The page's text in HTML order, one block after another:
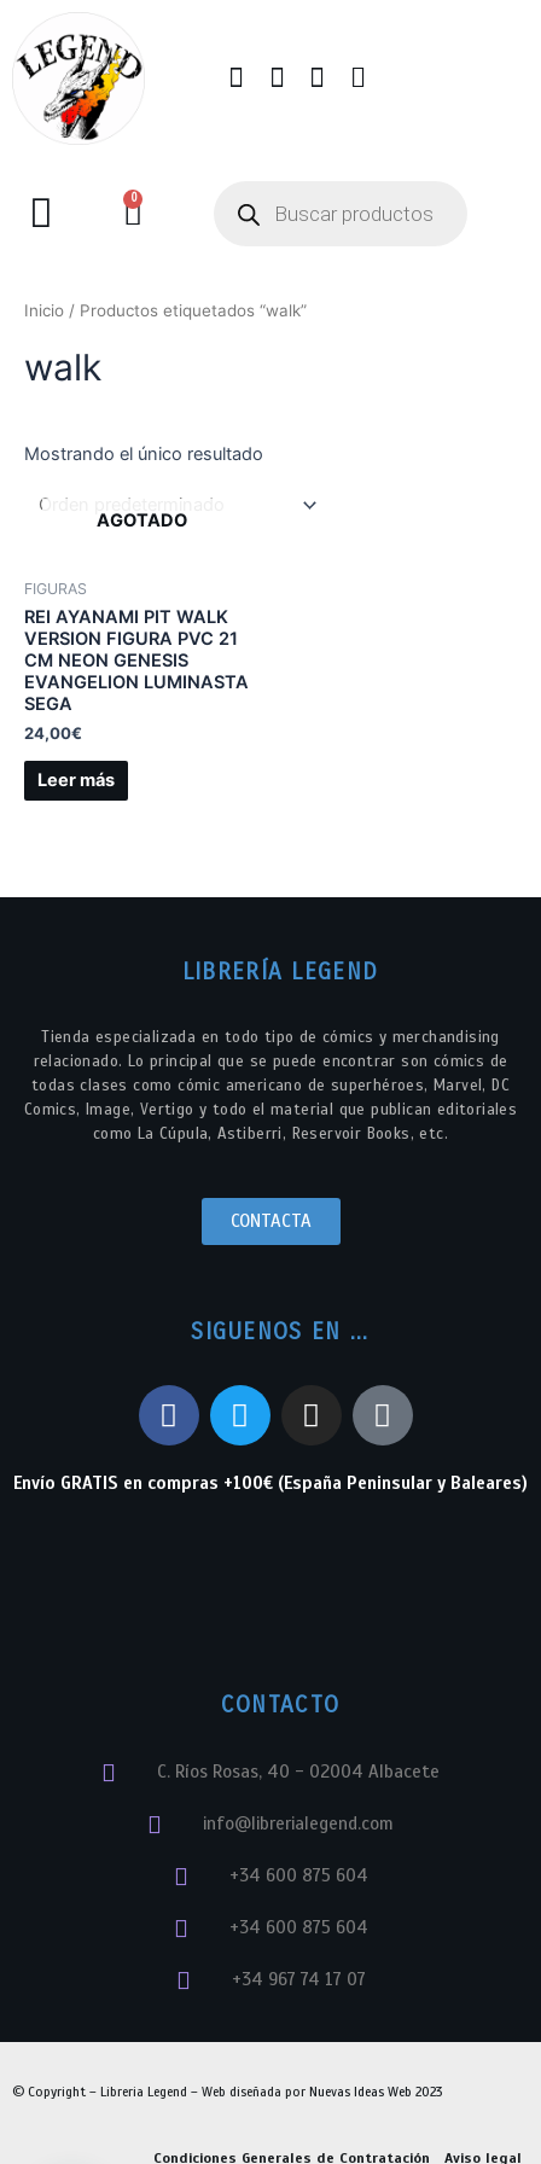
0
Inicio / Productos etiquetados “walk”
walk
Mostrando el único resultado
AGOTADO
FIGURAS
REI AYANAMI PIT WALK
VERSION FIGURA PVC 21
CM NEON GENESIS
EVANGELION LUMINASTA
SEGA
24,00€
Leer más
LIBRERÍA LEGEND
Tienda especializada en todo tipo de cómics y merchandising
relacionado. Lo principal que se puede encontrar son cómics de
todas clases como cómic americano de superhéroes, Marvel, DC
Comics, Image, Vertigo y todo el material que publican editoriales
como La Cúpula, Astiberri, Reservoir Books, etc.
CONTACTA
SIGUENOS EN ...
Envío GRATIS en compras +100€ (España Peninsular y Baleares)
CONTACTO
C. Ríos Rosas, 40 - 02004 Albacete
info@librerialegend.com
+34 600 875 604
+34 600 875 604
+34 967 74 17 07
© Copyright – Libreria Legend – Web diseñada por Nuevas Ideas Web 2023
Condiciones Generales de Contratación Aviso legal